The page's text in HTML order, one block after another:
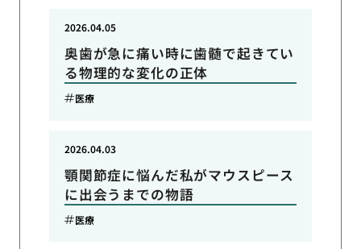
奥歯が急に痛い時に歯髄で起きてい
る物理的な変化の正体
2026.04.05
医療
顎関節症に悩んだ私がマウスピース
に出会うまでの物語
2026.04.03
医療